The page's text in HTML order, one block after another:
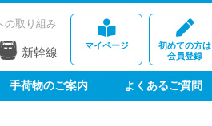
マイページ
初めての方は
会員登録
の取り組み
新幹線
手荷物のご案内 よくあるご質問